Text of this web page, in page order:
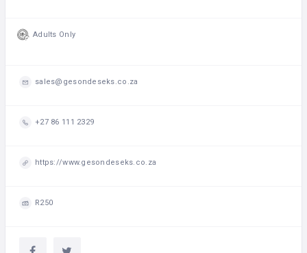
Adults Only
sales@gesondeseks.co.za
+27 86 111 2329
https://www.gesondeseks.co.za
R250